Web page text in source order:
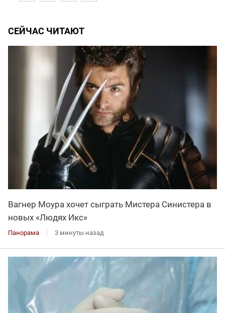
СЕЙЧАС ЧИТАЮТ
Вагнер Моура хочет сыграть Мистера Синистера в
новых «Людях Икс»
Панорама 3 минуты назад